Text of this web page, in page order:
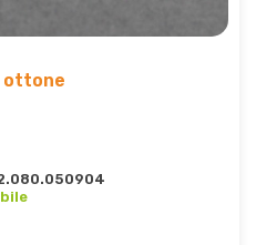
ottone